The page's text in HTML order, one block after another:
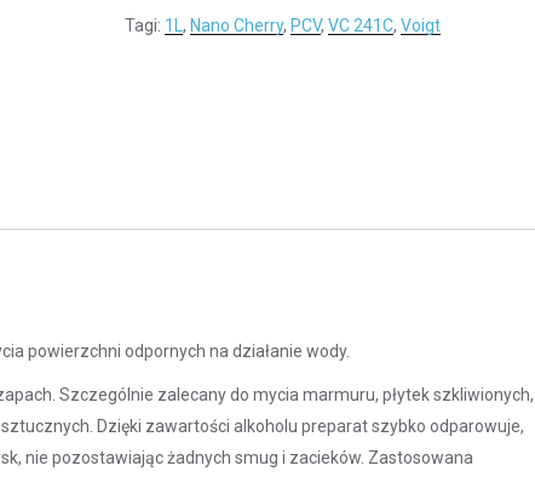
Tagi: 1L, Nano Cherry, PCV,VC 241C,Voigt
powierzchni odpornych na działanie wody.
Szczególnie zalecany do mycia marmuru, płytek szkliwionych,
Dzięki zawartości alkoholu preparat szybko odparowuje,
nie pozostawiając żadnych smug i zacieków. Zastosowana